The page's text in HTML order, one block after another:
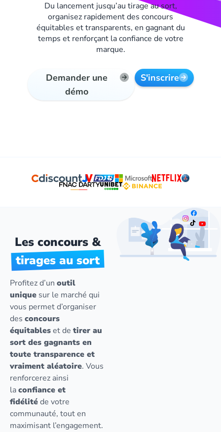
Du lancement jusqu’au tirage au sort,
organisez rapidement des concours
équitables et transparents, en gagnant du
temps et renforçant la confiance de votre
marque.
Demander une
démo
S'inscrire
Les concours &
tirages au sort
Profitez d’un outil
unique sur le marché qui
vous permet d’organiser
des concours
équitableset de tirer au
sort des gagnants en
toute transparence et
vraiment aléatoire. Vous
renforcerez ainsi
laconfiance et
fidélitéde votre
communauté, tout en
maximisant l’engagement.